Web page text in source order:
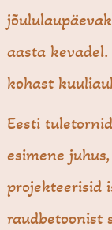
aasta
kohast
Eesti
esimene
projekteerisid
raudbetoonist